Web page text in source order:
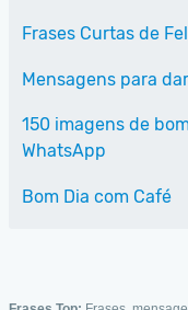
Frases Curtas de
Mensagens para
150 imagens de
WhatsApp
Bom Dia com Café